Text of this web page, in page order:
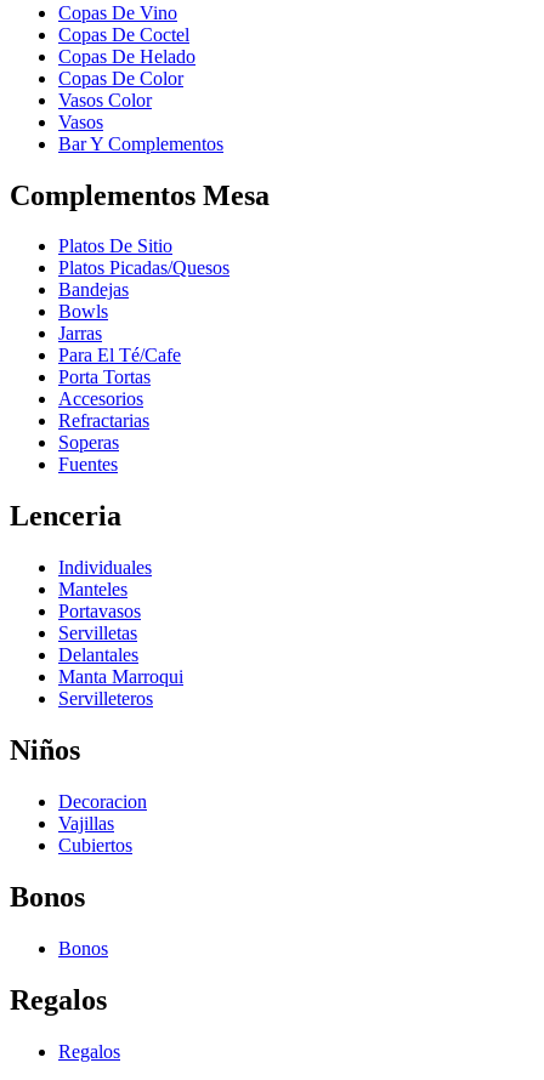
Copas De Vino
Copas De Coctel
Copas De Helado
Copas De Color
Vasos Color
Vasos
Bar Y Complementos
Complementos Mesa
Platos De Sitio
Platos Picadas/Quesos
Bandejas
Bowls
Jarras
Para El Té/Cafe
Porta Tortas
Accesorios
Refractarias
Soperas
Fuentes
Lenceria
Individuales
Manteles
Portavasos
Servilletas
Delantales
Manta Marroqui
Servilleteros
Niños
Decoracion
Vajillas
Cubiertos
Bonos
Bonos
Regalos
Regalos